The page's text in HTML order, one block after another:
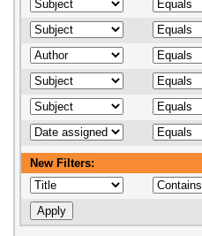
New Filters: